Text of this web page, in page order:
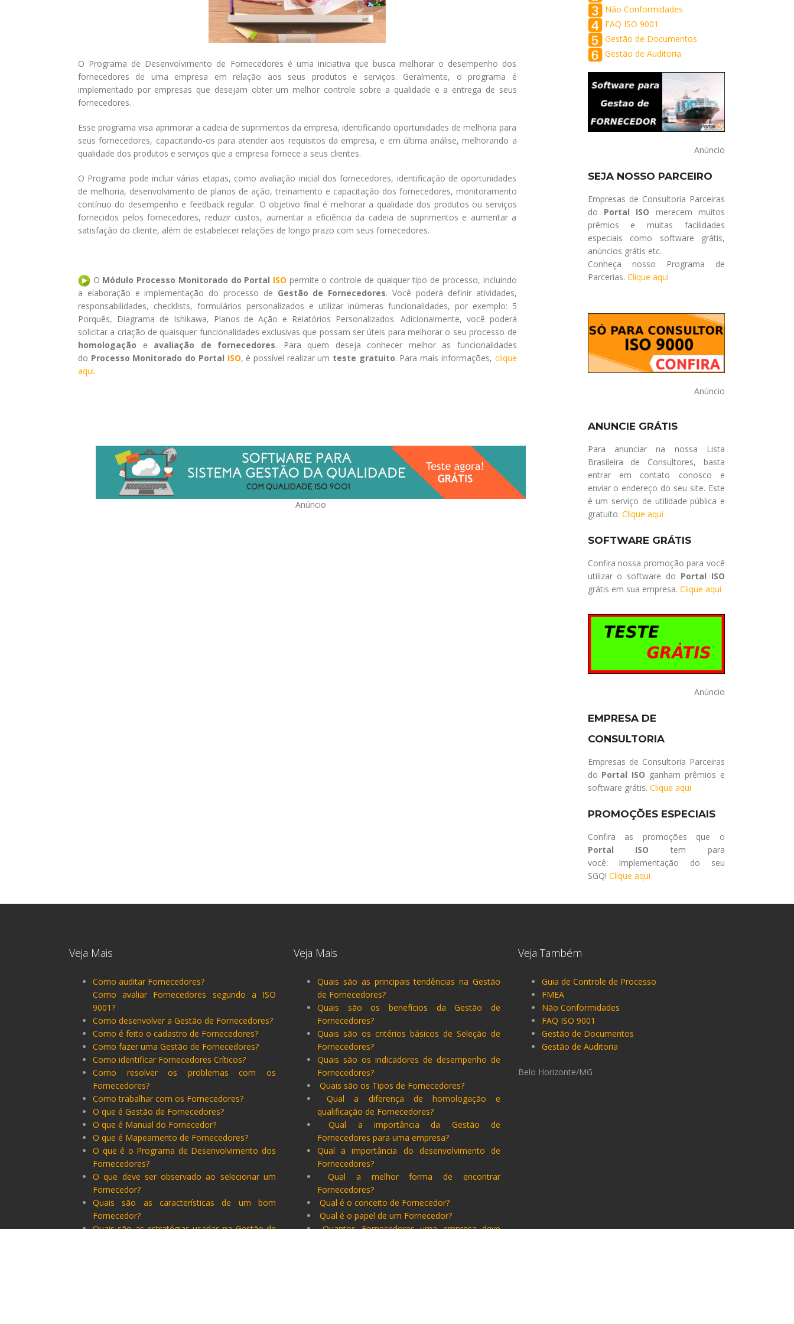
O Programa de Desenvolvimento de Fornecedores é uma iniciativa que busca melhorar o desempenho dos
fornecedores de uma empresa em relação aos seus produtos e serviços. Geralmente, o programa é
implementado por empresas que desejam obter um melhor controle sobre a qualidade e a entrega de seus
fornecedores.
Esse programa visa aprimorar a cadeia de suprimentos da empresa, identificando oportunidades de melhoria para
seus fornecedores, capacitando-os para atender aos requisitos da empresa, e em última análise, melhorando a
qualidade dos produtos e serviços que a empresa fornece a seus clientes.
O Programa pode incluir várias etapas, como avaliação inicial dos fornecedores, identificação de oportunidades
de melhoria, desenvolvimento de planos de ação, treinamento e capacitação dos fornecedores, monitoramento
contínuo do desempenho e feedback regular. O objetivo final é melhorar a qualidade dos produtos ou serviços
fornecidos pelos fornecedores, reduzir custos, aumentar a eficiência da cadeia de suprimentos e aumentar a
satisfação do cliente, além de estabelecer relações de longo prazo com seus fornecedores.
O Módulo Processo Monitorado do Portal ISO permite o controle de qualquer tipo de processo, incluindo
a elaboração e implementação do processo de Gestão de Fornecedores. Você poderá definir atividades,
responsabilidades, checklists, formulários personalizados e utilizar inúmeras funcionalidades, por exemplo: 5
Porquês, Diagrama de Ishikawa, Planos de Ação e Relatórios Personalizados. Adicionalmente, você poderá
solicitar a criação de quaisquer funcionalidades exclusivas que possam ser úteis para melhorar o seu processo de
homologação e avaliação de fornecedores. Para quem deseja conhecer melhor as funcionalidades
do Processo Monitorado do Portal ISO, é possível realizar um teste gratuito. Para mais informações, clique
aqui.
Anúncio
Não Conformidades
FAQ ISO 9001
Gestão de Documentos
Gestão de Auditoria
Anúncio
SEJA NOSSO PARCEIRO
Empresas de Consultoria Parceiras
do Portal ISO merecem muitos
prêmios e muitas facilidades
especiais como software grátis,
anúncios grátis etc.
Conheça nosso Programa de
Parcerias. Clique aqui
Anúncio
ANUNCIE GRÁTIS
Para anunciar na nossa Lista
Brasileira de Consultores, basta
entrar em contato conosco e
enviar o endereço do seu site. Este
é um serviço de utilidade pública e
gratuito. Clique aqui
SOFTWARE GRÁTIS
Confira nossa promoção para você
utilizar o software do Portal ISO
grátis em sua empresa. Clique aqui
Anúncio
EMPRESA DE
CONSULTORIA
Empresas de Consultoria Parceiras
do Portal ISO ganham prêmios e
software grátis. Clique aqui
PROMOÇÕES ESPECIAIS
Confira as promoções que o
Portal ISO tem para
você: Implementação do seu
SGQ! Clique aqui
Veja Mais
Como auditar Fornecedores?
Como avaliar Fornecedores segundo a ISO
9001?
Como desenvolver a Gestão de Fornecedores?
Como é feito o cadastro de Fornecedores?
Como fazer uma Gestão de Fornecedores?
Como identificar Fornecedores Críticos?
Como resolver os problemas com os
Fornecedores?
Como trabalhar com os Fornecedores?
O que é Gestão de Fornecedores?
O que é Manual do Fornecedor?
O que é Mapeamento de Fornecedores?
O que é o Programa de Desenvolvimento dos
Fornecedores?
O que deve ser observado ao selecionar um
Fornecedor?
Quais são as características de um bom
Fornecedor?
Quais são as estratégias usadas na Gestão de
Veja Mais
Quais são as principais tendências na Gestão
de Fornecedores?
Quais são os benefícios da Gestão de
Fornecedores?
Quais são os critérios básicos de Seleção de
Fornecedores?
Quais são os indicadores de desempenho de
Fornecedores?
Quais são os Tipos de Fornecedores?
Qual a diferença de homologação e
qualificação de Fornecedores?
Qual a importância da Gestão de
Fornecedores para uma empresa?
Qual a importância do desenvolvimento de
Fornecedores?
Qual a melhor forma de encontrar
Fornecedores?
Qual é o conceito de Fornecedor?
Qual é o papel de um Fornecedor?
Quantos Fornecedores uma empresa deve
Veja Também
Guia de Controle de Processo
FMEA
Não Conformidades
FAQ ISO 9001
Gestão de Documentos
Gestão de Auditoria
Belo Horizonte/MG